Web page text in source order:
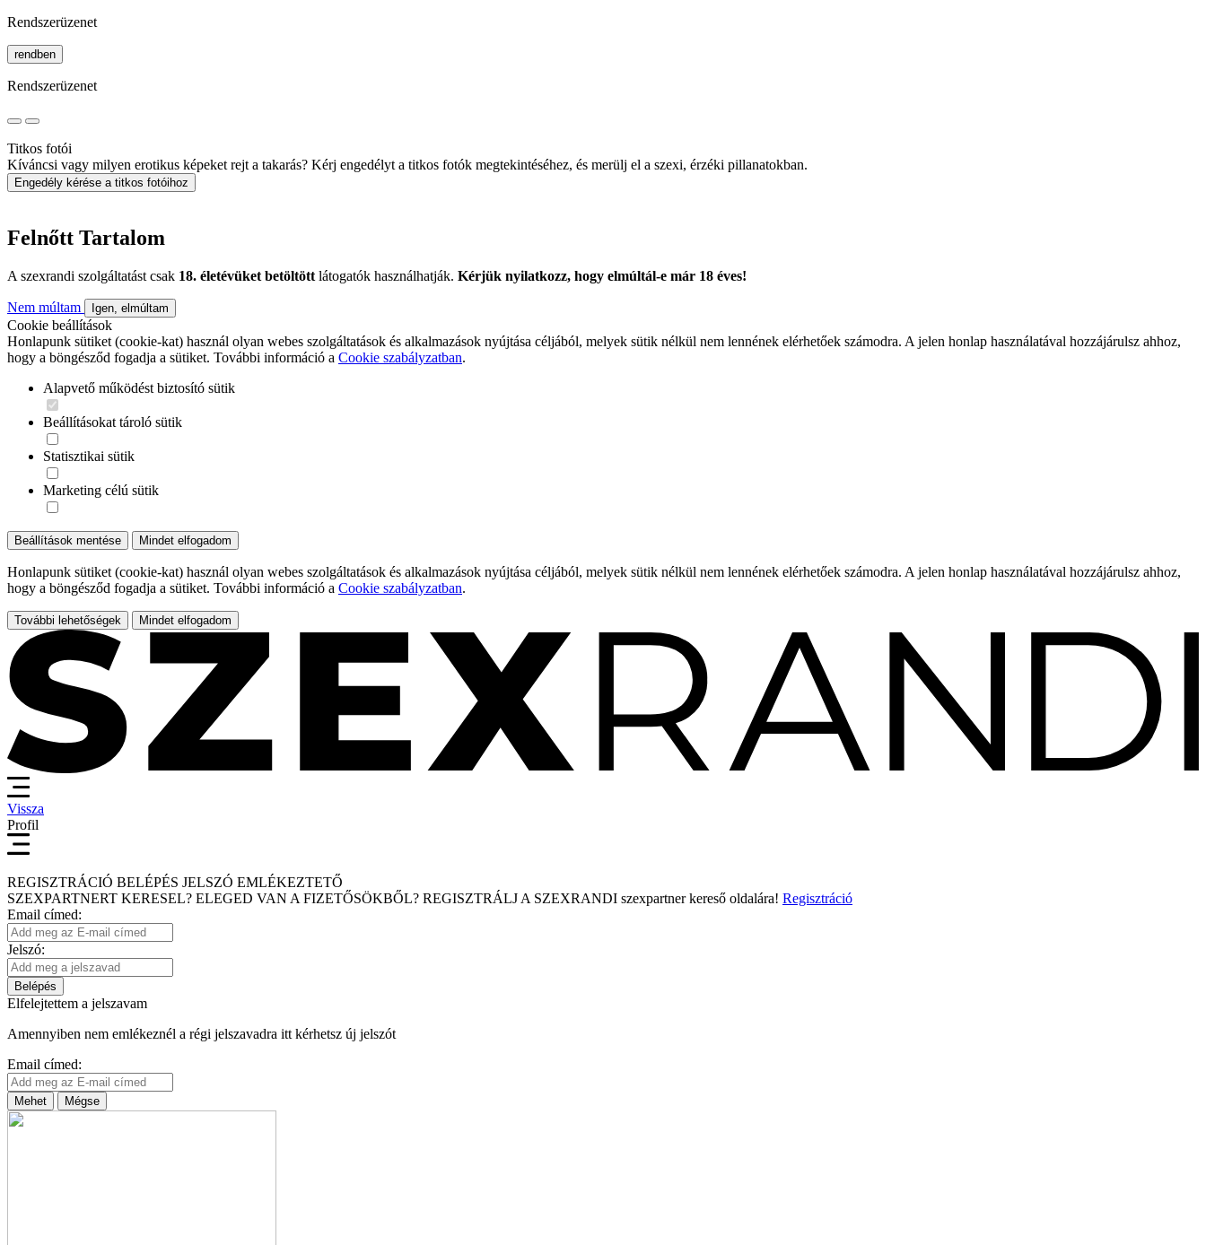
Rendszerüzenet
rendben
Rendszerüzenet
Titkos fotói
Kíváncsi vagy milyen erotikus képeket rejt a takarás? Kérj engedélyt a titkos fotók megtekintéséhez, és merülj el a szexi, érzéki pillanatokban.
Engedély kérése a titkos fotóihoz
Felnőtt Tartalom
A szexrandi szolgáltatást csak 18. életévüket betöltött látogatók használhatják. Kérjük nyilatkozz, hogy elmúltál-e már 18 éves!
Nem múltam Igen, elmúltam
Cookie beállítások
Honlapunk sütiket (cookie-kat) használ olyan webes szolgáltatások és alkalmazások nyújtása céljából, melyek sütik nélkül nem lennének elérhetőek számodra. A jelen honlap használatával hozzájárulsz ahhoz,
hogy a böngésződ fogadja a sütiket. További információ a Cookie szabályzatban.
Alapvető működést biztosító sütik
Beállításokat tároló sütik
Statisztikai sütik
Marketing célú sütik
Beállítások mentése Mindet elfogadom
Honlapunk sütiket (cookie-kat) használ olyan webes szolgáltatások és alkalmazások nyújtása céljából, melyek sütik nélkül nem lennének elérhetőek számodra. A jelen honlap használatával hozzájárulsz ahhoz,
hogy a böngésződ fogadja a sütiket. További információ a Cookie szabályzatban.
További lehetőségek Mindet elfogadom
Vissza
Profil
REGISZTRÁCIÓ BELÉPÉS JELSZÓ EMLÉKEZTETŐ
SZEXPARTNERT KERESEL? ELEGED VAN A FIZETŐSÖKBŐL? REGISZTRÁLJ A SZEXRANDI szexpartner kereső oldalára! Regisztráció
Email címed:
Jelszó:
Belépés
Elfelejtettem a jelszavam
Amennyiben nem emlékeznél a régi jelszavadra itt kérhetsz új jelszót
Email címed:
Mehet Mégse